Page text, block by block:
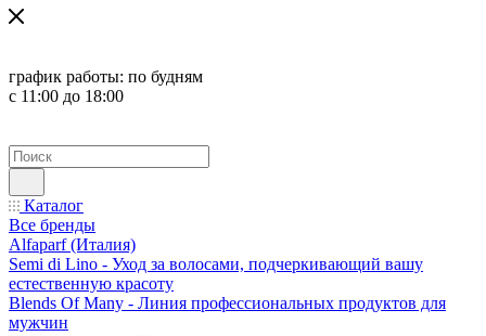
график работы: по будням
с 11:00 до 18:00
Каталог
Все бренды
Alfaparf (Италия)
Semi di Lino - Уход за волосами, подчеркивающий вашу
естественную красоту
Blends Of Many - Линия профессиональных продуктов для
мужчин